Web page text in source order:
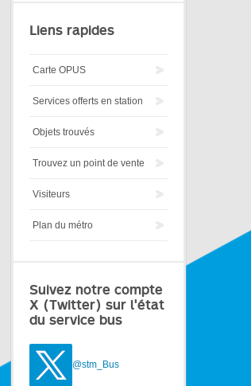
Liens rapides
Carte OPUS
Services offerts en station
Objets trouvés
Trouvez un point de vente
Visiteurs
Plan du métro
Suivez notre compte
X (Twitter) sur l'état
du service bus
@stm_Bus